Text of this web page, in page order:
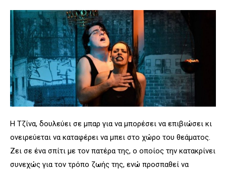
Η Τζίνα, δουλεύει σε μπαρ για να μπορέσει να επιβιώσει κι
ονειρεύεται να καταφέρει να μπει στο χώρο του θεάματος.
Ζει σε ένα σπίτι με τον πατέρα της, ο οποίος την κατακρίνει
συνεχώς για τον τρόπο ζωής της, ενώ προσπαθεί να